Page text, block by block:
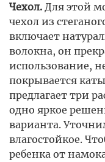
Чехол. Для этой
чехол из
включает
волокна, он
использование,
покрывается
предлагает три
одно яркое
варианта.
влагостойкое.
ребенка от